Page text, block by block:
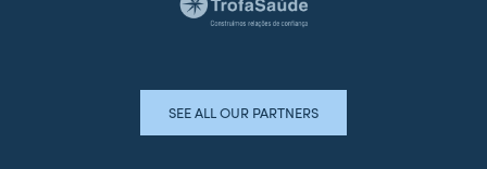
SEE ALL OUR PARTNERS